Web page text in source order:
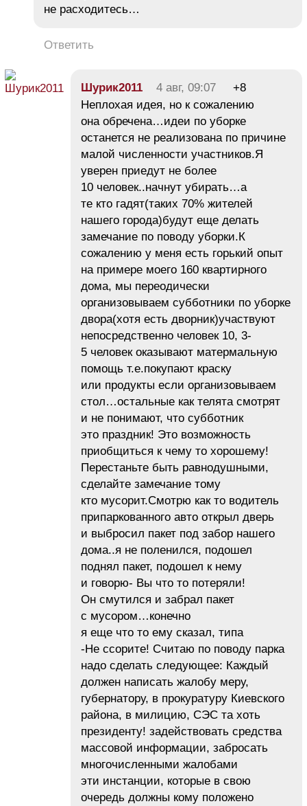
не расходитесь…
Ответить
Шурик2011 4 авг, 09:07
+8
Неплохая идея, но к сожалению
она обречена…идеи по уборке
останется не реализована по причине
малой численности участников.Я
уверен приедут не более
10 человек..начнут убирать…а
те кто гадят(таких 70% жителей
нашего города)будут еще делать
замечание по поводу уборки.К
сожалению у меня есть горький опыт
на примере моего 160 квартирного
дома, мы переодически
организовываем субботники по уборке
двора(хотя есть дворник)участвуют
непосредственно человек 10, 3-
5 человек оказывают матермальную
помощь т.е.покупают краску
или продукты если организовываем
стол…остальные как телята смотрят
и не понимают, что субботник
это праздник! Это возможность
приобщиться к чему то хорошему!
Перестаньте быть равнодушными,
сделайте замечание тому
кто мусорит.Смотрю как то водитель
припаркованного авто открыл дверь
и выбросил пакет под забор нашего
дома..я не поленился, подошел
поднял пакет, подошел к нему
и говорю- Вы что то потеряли!
Он смутился и забрал пакет
с мусором…конечно
я еще что то ему сказал, типа
-Не ссорите! Считаю по поводу парка
надо сделать следующее: Каждый
должен написать жалобу меру,
губернатору, в прокуратуру Киевского
района, в милицию, СЭС та хоть
президенту! задействовать средства
массовой информации, забросать
многочисленными жалобами
эти инстанции, которые в свою
очередь должны кому положено